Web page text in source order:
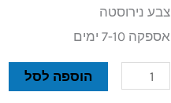
צבע נירוסטה
אספקה 7-10 ימים
הוספה לסל